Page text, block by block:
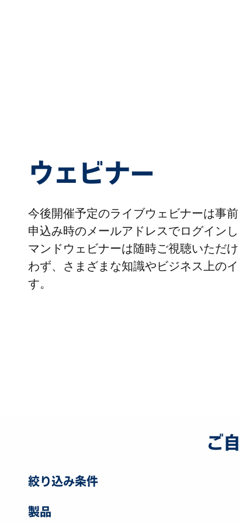
ウェビナー
今後開催予定のライブウェビナーは事
申込み時のメールアドレスでログイン
マンドウェビナーは随時ご視聴いただ
わず、さまざまな知識やビジネス上の
す。
ご
絞り込み条件
製品